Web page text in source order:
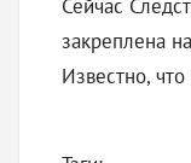
Сейчас
закреплена
Известно,